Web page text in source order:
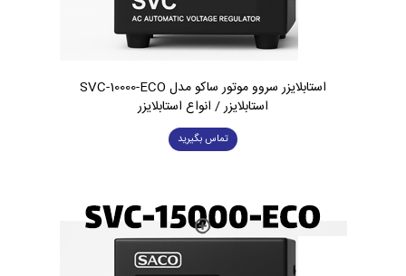
استابلایزر سروو موتور ساکو مدل SVC-10000-ECO
استابلایزر / انواع استابلایزر
تماس بگیرید